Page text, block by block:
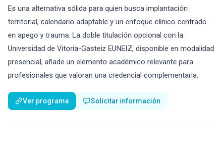
Es una alternativa sólida para quien busca implantación
territorial, calendario adaptable y un enfoque clínico centrado
en apego y trauma. La doble titulación opcional con la
Universidad de Vitoria-Gasteiz EUNEIZ, disponible en modalidad
presencial, añade un elemento académico relevante para
profesionales que valoran una credencial complementaria.
Ver programa Solicitar información